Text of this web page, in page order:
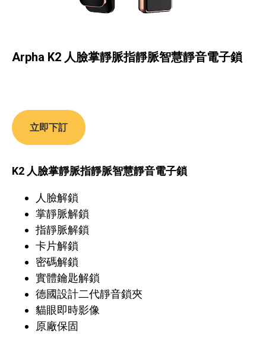
Arpha K2 人臉掌靜脈指靜脈智慧靜音電子鎖
立即下訂
K2 人臉掌靜脈指靜脈智慧靜音電子鎖
人臉解鎖
掌靜脈解鎖
指靜脈解鎖
卡片解鎖
密碼解鎖
實體鑰匙解鎖
德國設計二代靜音鎖夾
貓眼即時影像
原廠保固